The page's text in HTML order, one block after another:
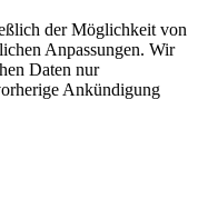
der Möglichkeit von
Anpassungen. Wir
Daten nur
Ankündigung